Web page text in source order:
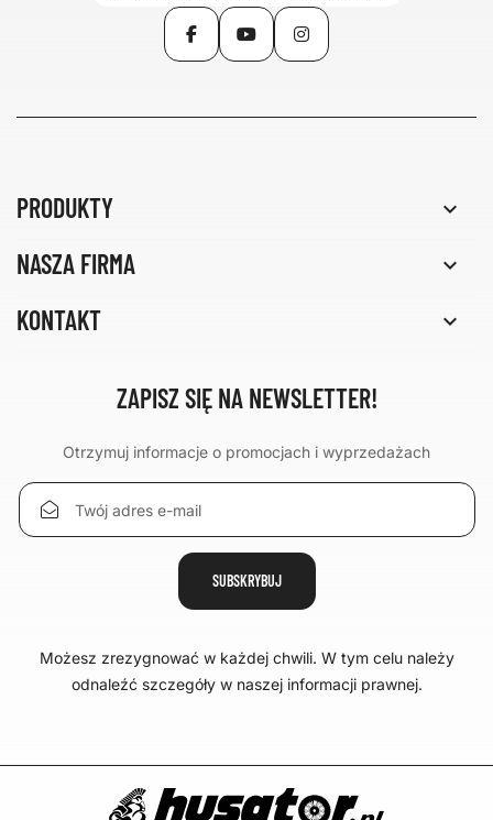
FacebookYouTubeInstagram
PRODUKTY 
NASZA FIRMA 
KONTAKT 
ZAPISZ SIĘ NA NEWSLETTER!
Otrzymuj informacje o promocjach i wyprzedażach
Możesz zrezygnować w każdej chwili. W tym celu należy
odnaleźć szczegóły w naszej informacji prawnej.